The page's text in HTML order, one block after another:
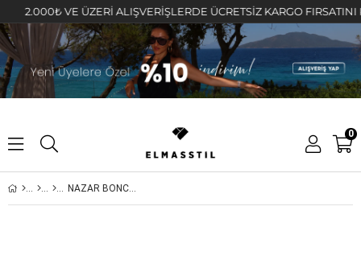
2.000₺ VE ÜZERİ ALIŞVERİŞLERDE ÜCRETSİZ KARGO FIRSATINI
0
NAZAR BONCUKLU ZİNCİR MODEL YÜZÜK